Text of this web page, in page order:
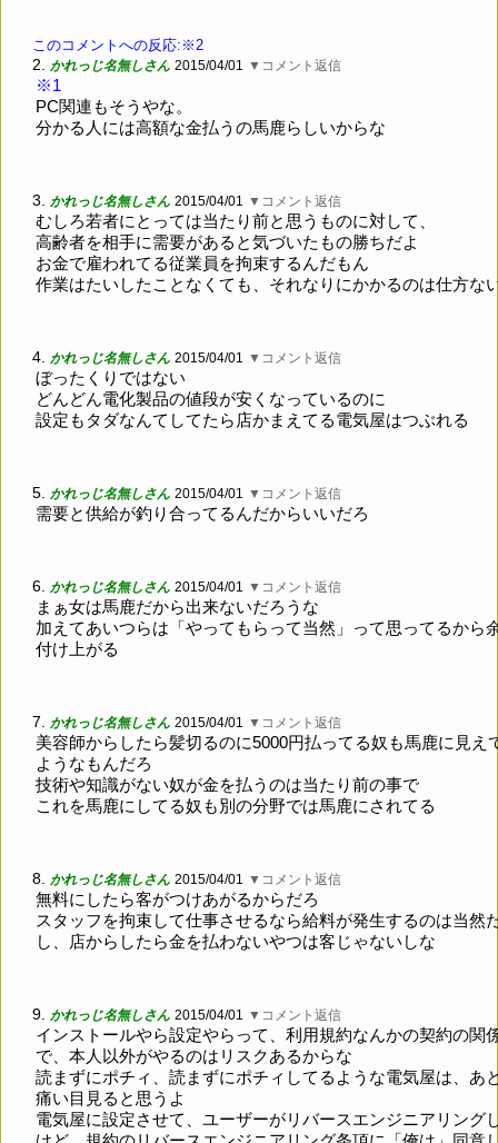
このコメントへの反応:※2
2. かれっじ名無しさん 2015/04/01 ▼コメント返信
※1
PC関連もそうやな。
分かる人には高額な金払うの馬鹿らしいからな
3. かれっじ名無しさん 2015/04/01 ▼コメント返信
むしろ若者にとっては当たり前と思うものに対して、
高齢者を相手に需要があると気づいたもの勝ちだよ
お金で雇われてる従業員を拘束するんだもん
作業はたいしたことなくても、それなりにかかるのは仕方な
4. かれっじ名無しさん 2015/04/01 ▼コメント返信
ぼったくりではない
どんどん電化製品の値段が安くなっているのに
設定もタダなんてしてたら店かまえてる電気屋はつぶれる
5. かれっじ名無しさん 2015/04/01 ▼コメント返信
需要と供給が釣り合ってるんだからいいだろ
6. かれっじ名無しさん 2015/04/01 ▼コメント返信
まぁ女は馬鹿だから出来ないだろうな
加えてあいつらは「やってもらって当然」って思ってるから
付け上がる
7. かれっじ名無しさん 2015/04/01 ▼コメント返信
美容師からしたら髪切るのに5000円払ってる奴も馬鹿に見え
ようなもんだろ
技術や知識がない奴が金を払うのは当たり前の事で
これを馬鹿にしてる奴も別の分野では馬鹿にされてる
8. かれっじ名無しさん 2015/04/01 ▼コメント返信
無料にしたら客がつけあがるからだろ
スタッフを拘束して仕事させるなら給料が発生するのは当然
し、店からしたら金を払わないやつは客じゃないしな
9. かれっじ名無しさん 2015/04/01 ▼コメント返信
インストールやら設定やらって、利用規約なんかの契約の関
で、本人以外がやるのはリスクあるからな
読まずにポチィ、読まずにポチィしてるような電気屋は、あ
痛い目見ると思うよ
電気屋に設定させて、ユーザーがリバースエンジニアリング